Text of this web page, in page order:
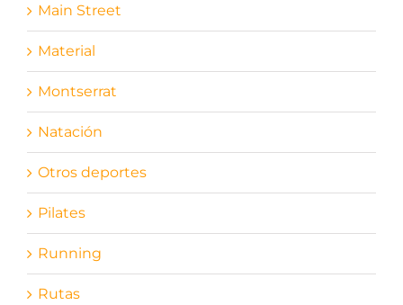
Main Street
Material
Montserrat
Natación
Otros deportes
Pilates
Running
Rutas